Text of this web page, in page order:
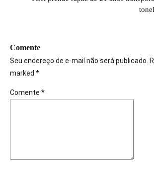
Comente
Seu endereço de e-mail não será publicado.
marked *
Comente *